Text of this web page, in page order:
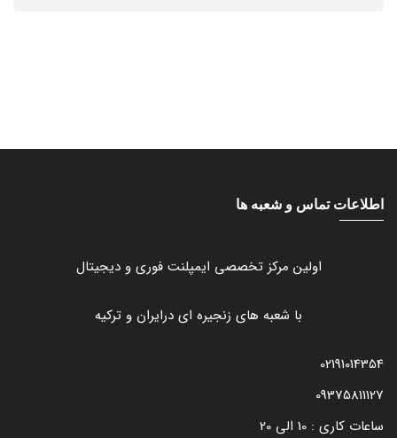
اطلاعات تماس و شعبه ها
اولین مرکز تخصصی ایمپلنت فوری و دیجیتال
با شعبه های زنجیره ای درایران و ترکیه
02191014354
09375811127
ساعات کاری : 10 الی 20